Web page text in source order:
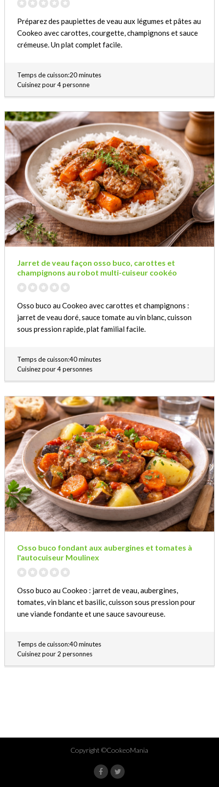
Préparez des paupiettes de veau aux légumes et pâtes au
Cookeo avec carottes, courgette, champignons et sauce
crémeuse. Un plat complet facile.
Temps de cuisson:20 minutes
Cuisinez pour 4 personne
Jarret de veau façon osso buco, carottes et
champignons au robot multi-cuiseur cookéo
Osso buco au Cookeo avec carottes et champignons :
jarret de veau doré, sauce tomate au vin blanc, cuisson
sous pression rapide, plat familial facile.
Temps de cuisson:40 minutes
Cuisinez pour 4 personnes
Osso buco fondant aux aubergines et tomates à
l'autocuiseur Moulinex
Osso buco au Cookeo : jarret de veau, aubergines,
tomates, vin blanc et basilic, cuisson sous pression pour
une viande fondante et une sauce savoureuse.
Temps de cuisson:40 minutes
Cuisinez pour 2 personnes
Copyright ©CookeoMania